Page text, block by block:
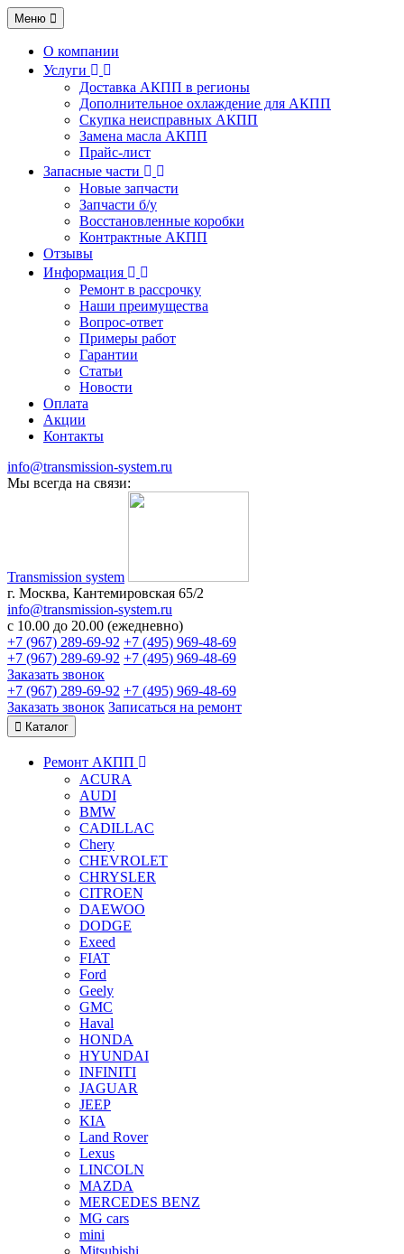
Меню
О компании
Услуги
Доставка АКПП в регионы
Дополнительное охлаждение для АКПП
Скупка неисправных АКПП
Замена масла АКПП
Прайс-лист
Запасные части
Новые запчасти
Запчасти б/у
Восстановленные коробки
Контрактные АКПП
Отзывы
Информация
Ремонт в рассрочку
Наши преимущества
Вопрос-ответ
Примеры работ
Гарантии
Статьи
Новости
Оплата
Акции
Контакты
info@transmission-system.ru
Мы всегда на связи:
Transmission system
г. Москва, Кантемировская 65/2
info@transmission-system.ru
с 10.00 до 20.00 (ежедневно)
+7 (967) 289-69-92 +7 (495) 969-48-69
+7 (967) 289-69-92 +7 (495) 969-48-69
Заказать звонок
+7 (967) 289-69-92 +7 (495) 969-48-69
Заказать звонок Записаться на ремонт
Каталог
Ремонт АКПП
ACURA
AUDI
BMW
CADILLAC
Chery
CHEVROLET
CHRYSLER
CITROEN
DAEWOO
DODGE
Exeed
FIAT
Ford
Geely
GMC
Haval
HONDA
HYUNDAI
INFINITI
JAGUAR
JEEP
KIA
Land Rover
Lexus
LINCOLN
MAZDA
MERCEDES BENZ
MG cars
mini
Mitsubishi